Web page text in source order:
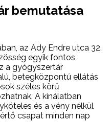
bemutatása
az Ady Endre utca 32.
egyik fontos
a gyógyszertár
betegközpontú ellátás
széles körű
A kínálatban
és a vény nélkül
csapat minden nap